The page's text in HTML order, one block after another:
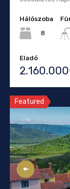
Hálószoba
8
Eladó
Featured